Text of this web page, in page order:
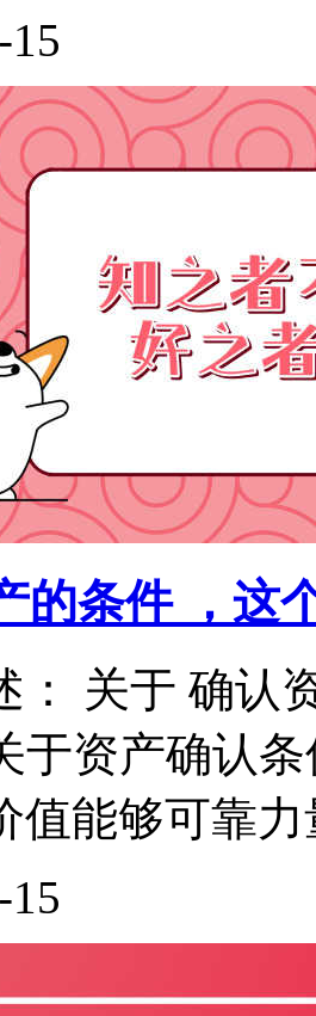
15
的条件 ，这
： 关于 确认
于资产确认
值能够可靠
15